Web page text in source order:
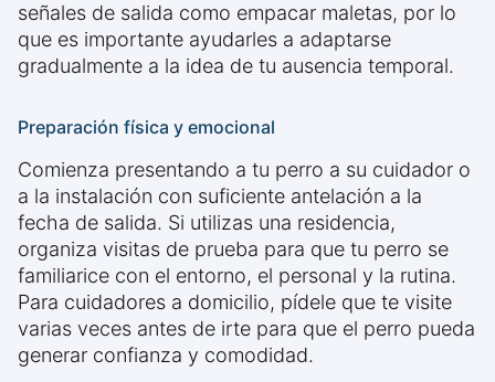
señales de salida como empacar maletas, por lo
que es importante ayudarles a adaptarse
gradualmente a la idea de tu ausencia temporal.
Preparación física y emocional
Comienza presentando a tu perro a su cuidador o
a la instalación con suficiente antelación a la
fecha de salida. Si utilizas una residencia,
organiza visitas de prueba para que tu perro se
familiarice con el entorno, el personal y la rutina.
Para cuidadores a domicilio, pídele que te visite
varias veces antes de irte para que el perro pueda
generar confianza y comodidad.